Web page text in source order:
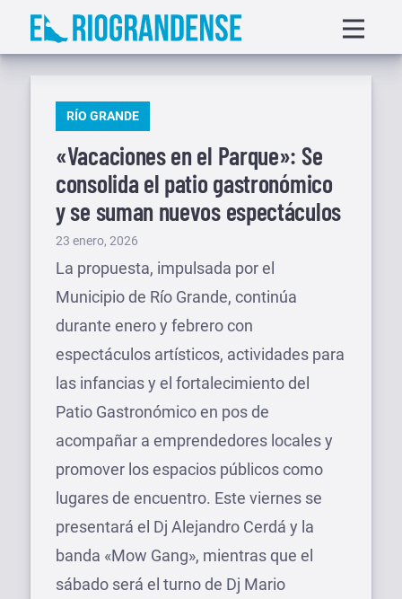
Saltar
menu
PUBLICADO
RÍO GRANDE
«Vacaciones en el Parque»: Se
consolida el patio gastronómico
y se suman nuevos espectáculos
Publicado
el
23 enero, 2026
La propuesta, impulsada por el
Municipio de Río Grande, continúa
durante enero y febrero con
espectáculos artísticos, actividades para
las infancias y el fortalecimiento del
Patio Gastronómico en pos de
acompañar a emprendedores locales y
promover los espacios públicos como
lugares de encuentro. Este viernes se
presentará el Dj Alejandro Cerdá y la
banda «Mow Gang», mientras que el
sábado será el turno de Dj Mario